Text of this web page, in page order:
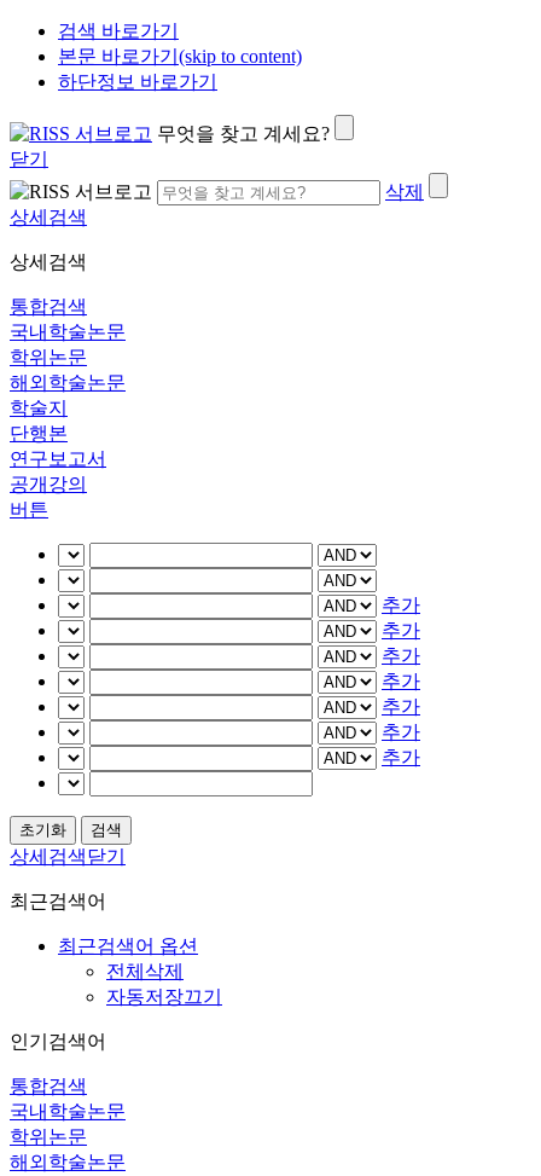
검색 바로가기
본문 바로가기(skip to content)
하단정보 바로가기
무엇을 찾고 계세요?
닫기
삭제
상세검색
상세검색
통합검색
국내학술논문
학위논문
해외학술논문
학술지
단행본
연구보고서
공개강의
버튼
추가
추가
추가
추가
추가
추가
추가
상세검색닫기
최근검색어
최근검색어 옵션
전체삭제
자동저장끄기
인기검색어
통합검색
국내학술논문
학위논문
해외학술논문